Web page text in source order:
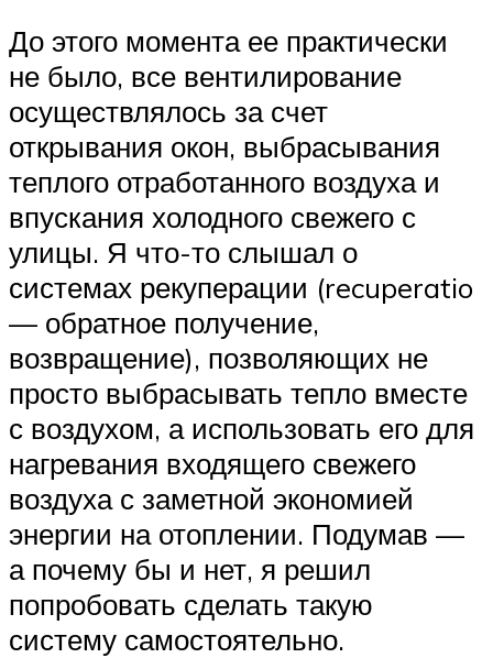
До этого момента ее практически
не было, все вентилирование
осуществлялось за счет
открывания окон, выбрасывания
теплого отработанного воздуха и
впускания холодного свежего с
улицы. Я что-то слышал о
системах рекуперации (recuperatio
— обратное получение,
возвращение), позволяющих не
просто выбрасывать тепло вместе
с воздухом, а использовать его для
нагревания входящего свежего
воздуха с заметной экономией
энергии на отоплении. Подумав —
а почему бы и нет, я решил
попробовать сделать такую
систему самостоятельно.